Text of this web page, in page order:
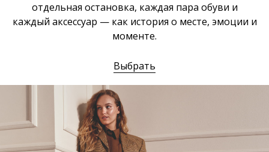
отдельная остановка, каждая пара обуви и
каждый аксессуар — как история о месте, эмоции и
моменте.
Выбрать